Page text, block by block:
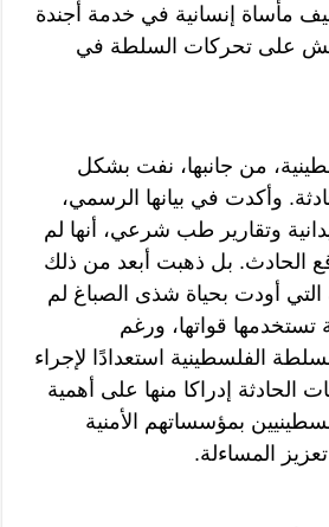
مأساة إنسانية في خدمة أجندة
على تحركات السلطة في
من جانبها، نفت بشكل
وأكدت في بيانها الرسمي،
وتقارير طب شرعي، أنها لم
الحادث. بل ذهبت أبعد من ذلك
التي أودت بحياة شذى الصباغ لم
قواتها، ورغم
الفلسطينية استعدادًا لإجراء
إدراكا منها على أهمية
بمؤسساتهم الأمنية
المساءلة.